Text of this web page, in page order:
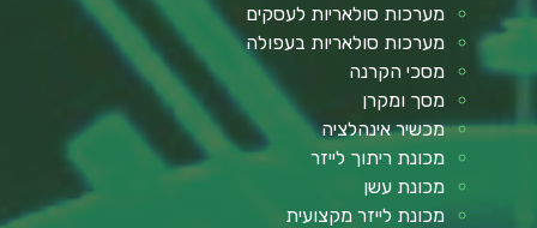
מערכות סולאריות לעסקים
מערכות סולאריות בעפולה
מסכי הקרנה
מסך ומקרן
מכשיר אינהלציה
מכונת ריתוך לייזר
מכונת עשן
מכונת לייזר מקצועית